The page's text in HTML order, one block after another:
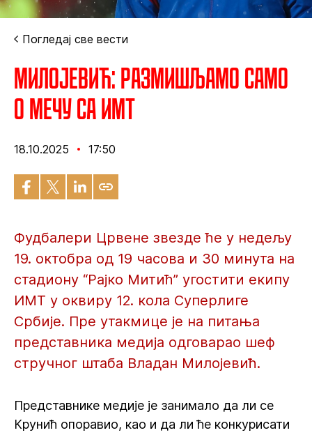
Погледај све вести
Милојевић: Размишљамо само
о мечу са ИМТ
18.10.2025 17:50
Фудбалери Црвене звезде ће у недељу
19. октобра од 19 часова и 30 минута на
стадиону “Рајко Митић” угостити екипу
ИМТ у оквиру 12. кола Суперлиге
Србије. Пре утакмице је на питања
представника медија одговарао шеф
стручног штаба Владан Милојевић.
Представнике медије је занимало да ли се
Крунић опоравио, као и да ли ће конкурисати